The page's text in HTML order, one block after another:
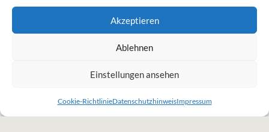
Akzeptieren
Ablehnen
Einstellungen ansehen
Cookie-RichtlinieDatenschutzhinweisImpressum
Beratung | Coaching | Vorträge